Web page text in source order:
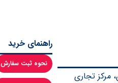
مرکز تجاری
راهنمای خرید
نحوه ثبت سفارش